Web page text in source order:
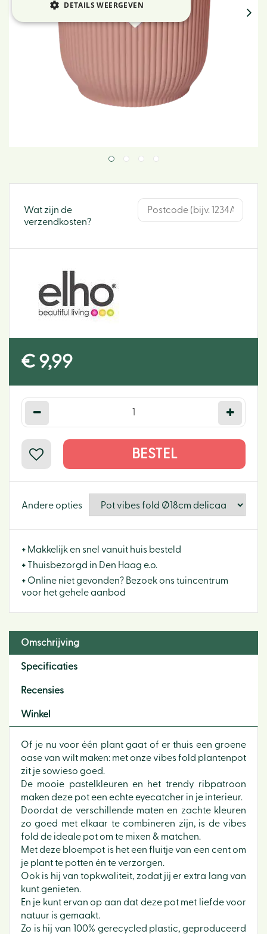
Wat zijn de
verzendkosten?
€ 9,99
Andere opties
+ Makkelijk en snel vanuit huis besteld
+ Thuisbezorgd in Den Haag e.o.
+ Online niet gevonden? Bezoek ons tuincentrum
voor het gehele aanbod
Omschrijving
Specificaties
Recensies
Winkel
Of je nu voor één plant gaat of er thuis een groene
oase van wilt maken: met onze vibes fold plantenpot
zit je sowieso goed.
De mooie pastelkleuren en het trendy ribpatroon
maken deze pot een echte eyecatcher in je interieur.
Doordat de verschillende maten en zachte kleuren
zo goed met elkaar te combineren zijn, is de vibes
fold de ideale pot om te mixen & matchen.
Met deze bloempot is het een fluitje van een cent om
je plant te potten én te verzorgen.
Ook is hij van topkwaliteit, zodat jij er extra lang van
kunt genieten.
En je kunt ervan op aan dat deze pot met liefde voor
natuur is gemaakt.
Zo is hij van 100% gerecycled plastic, geproduceerd
DETAILS WEERGEVEN